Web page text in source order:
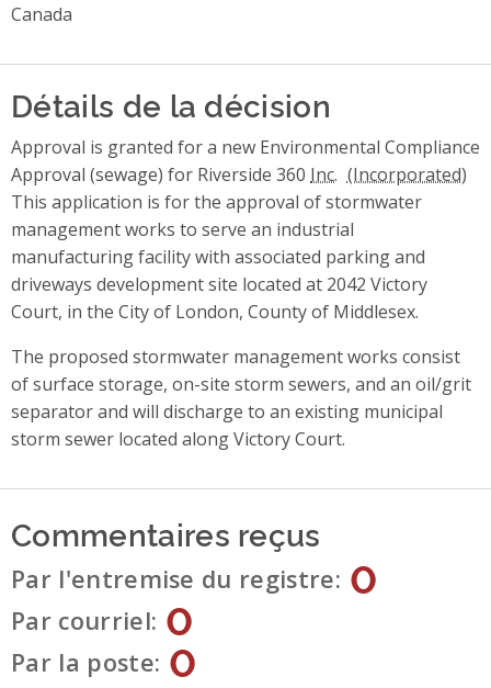
Canada
Détails de la décision
Approval is granted for a new Environmental Compliance
Approval (sewage) for Riverside 360 Inc.
This application is for the approval of stormwater
management works to serve an industrial
manufacturing facility with associated parking and
driveways development site located at 2042 Victory
Court, in the City of London, County of Middlesex.
The proposed stormwater management works consist
of surface storage, on-site storm sewers, and an oil/grit
separator and will discharge to an existing municipal
storm sewer located along Victory Court.
Commentaires reçus
Par l'entremise du registre 0
Par courriel 0
Par la poste 0